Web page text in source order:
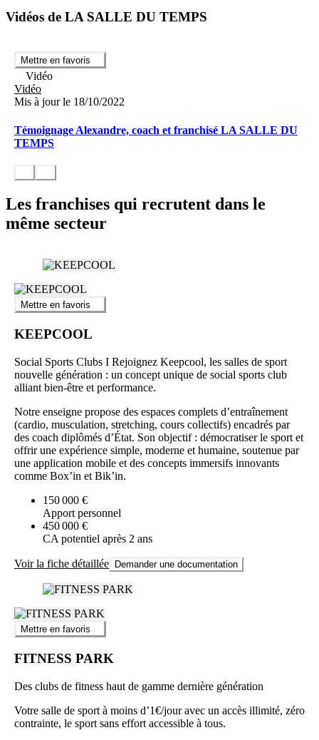
Vidéos de LA SALLE DU TEMPS
Mettre en favoris
Vidéo
Vidéo
Mis à jour le 18/10/2022
Témoignage Alexandre, coach et franchisé LA SALLE DU
TEMPS
Les franchises qui recrutent dans le
même secteur
Mettre en favoris
KEEPCOOL
Social Sports Clubs I Rejoignez Keepcool, les salles de sport
nouvelle génération : un concept unique de social sports club
alliant bien-être et performance.
Notre enseigne propose des espaces complets d’entraînement
(cardio, musculation, stretching, cours collectifs) encadrés par
des coach diplômés d’État. Son objectif : démocratiser le sport et
offrir une expérience simple, moderne et humaine, soutenue par
une application mobile et des concepts immersifs innovants
comme Box’in et Bik’in.
150 000 €
Apport personnel
450 000 €
CA potentiel après 2 ans
Voir la fiche détaillée Demander une documentation
Mettre en favoris
FITNESS PARK
Des clubs de fitness haut de gamme dernière génération
Votre salle de sport à moins d’1€/jour avec un accès illimité, zéro
contrainte, le sport sans effort accessible à tous.